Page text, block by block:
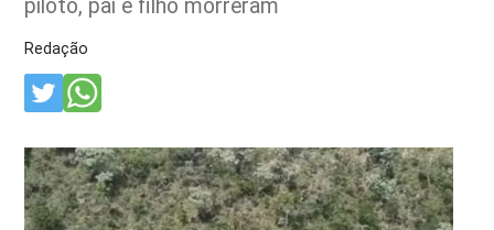
piloto, pai e filho morreram
Redação